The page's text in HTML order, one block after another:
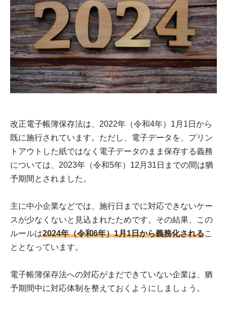
改正電子帳簿保存法は、2022年（令和4年）1月1日から
既に施行されています。ただし、電子データを、プリン
トアウトした紙ではなく電子データのまま保存する義務
については、2023年（令和5年）12月31日までの間は猶
予期間とされました。
主に中小企業などでは、施行日までに対応できないケー
スが少なくないと見込まれたためです。その結果、この
ルールは2024年（令和6年）1月1日から義務化されるこ
ととなっています。
電子帳簿保存法への対応がまだできていない企業は、猶
予期間中に対応体制を整えておくようにしましょう。